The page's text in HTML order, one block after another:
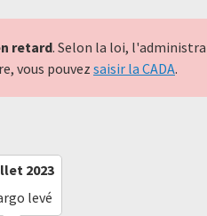
retard. Selon la loi,
vous pouvez saisir la CADA.
2023
levé